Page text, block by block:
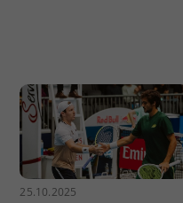
25.10.2025